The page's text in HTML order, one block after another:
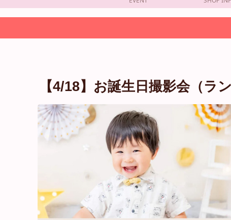
【4/18】お誕生日撮影会（ラン